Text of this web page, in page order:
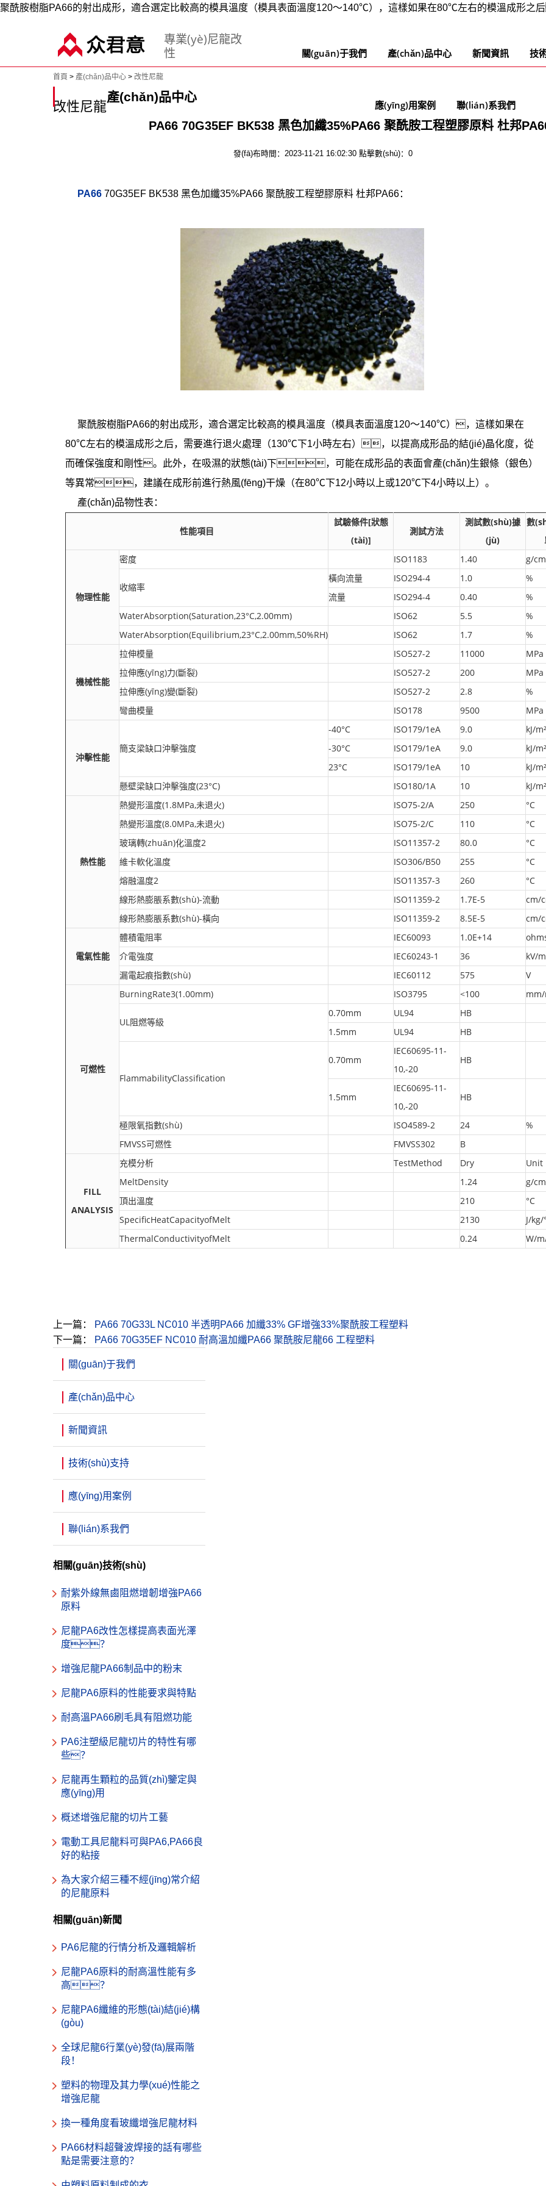
聚酰胺樹脂PA66的射出成形，適合選定比較高的模具溫度（模具表面溫度120～140℃），這樣如果在80℃左右的模溫成形
專業(yè)尼龍改
性
關(guān)于我們 產(chǎn)品中心 新聞資訊 技
應(yīng)用案例 聯(lián)系我們
首頁 > 產(chǎn)品中心 > 改性尼龍
改性尼龍
產(chǎn)品中心
PA66 70G35EF BK538 黑色加纖35%PA66 聚酰胺工程塑膠原料 杜邦
發(fā)布時間：2023-11-21 16:02:30 點擊數(shù)：0
PA66 70G35EF BK538 黑色加纖35%PA66 聚酰胺工程塑膠原料 杜邦PA66：
聚酰胺樹脂PA66的射出成形，適合選定比較高的模具溫度（模具表面溫度120～140℃），這樣如果在
80℃左右的模溫成形之后，需要進行退火處理（130℃下1小時左右），以提高成形品的結(jié)晶化度，從
而確保強度和剛性。此外，在吸濕的狀態(tài)下，可能在成形品的表面會產(chǎn)生銀條（銀色）
等異常，建議在成形前進行熱風(fēng)干燥（在80℃下12小時以上或120℃下4小時以上）。
產(chǎn)品物性表：
性能項目
試驗條件[狀態
(tài)]
測試方法
測試數(shù)據
(jù)
數
物理性能
密度 ISO1183 1.40 g/
收縮率
橫向流量 ISO294-4 1.0
%
流量
ISO294-4 0.40
%
WaterAbsorption(Saturation,23°C,2.00mm)
ISO62 5.5
%
WaterAbsorption(Equilibrium,23°C,2.00mm,50%RH)
ISO62 1.7 %
機械性能
拉伸模量 ISO527-2 11000
MPa
拉伸應(yīng)力(斷裂)
ISO527-2 200
MPa
拉伸應(yīng)變(斷裂)
ISO527-2 2.8
%
彎曲模量
ISO178 9500 MPa
沖擊性能
簡支梁缺口沖擊強度
-40°C ISO179/1eA 9.0
kJ/m²
-30°C
ISO179/1eA 9.0
kJ/m²
23°C
ISO179/1eA 10
kJ/m²
懸壁梁缺口沖擊強度(23°C)
ISO180/1A 10 kJ/m²
熱性能
熱變形溫度(1.8MPa,未退火) ISO75-2/A 250
°C
熱變形溫度(8.0MPa,未退火)
ISO75-2/C 110
°C
玻璃轉(zhuǎn)化溫度2
ISO11357-2 80.0
°C
維卡軟化溫度
ISO306/B50 255
°C
熔融溫度2
ISO11357-3 260
°C
線形熱膨脹系數(shù)-流動
ISO11359-2 1.7E-5
cm/
線形熱膨脹系數(shù)-橫向
ISO11359-2 8.5E-5 cm/
電氣性能
體積電阻率 IEC60093 1.0E+14
介電強度
IEC60243-1 36
kV/
漏電起痕指數(shù)
IEC60112 575 V
可燃性
BurningRate3(1.00mm) ISO3795 <100
UL阻燃等級
0.70mm UL94
HB
1.5mm
UL94 HB
FlammabilityClassification
0.70mm
IEC60695-11-
10,-20
HB
1.5mm
IEC60695-11-
10,-20
HB
極限氧指數(shù) ISO4589-2 24
%
FMVSS可燃性
FMVSS302 B
FILL
ANALYSIS
充模分析 TestMethod Dry
Unit
MeltDensity
1.24
g/
頂出溫度
210
°C
SpecificHeatCapacityofMelt
2130
J/kg/
ThermalConductivityofMelt
0.24 W/
上一篇：
PA66 70G33L NC010 半透明PA66 加纖33% GF增強33%聚酰胺工程塑料
下一篇：
PA66 70G35EF NC010 耐高溫加纖PA66 聚酰胺尼龍66 工程塑料
關(guān)于我們
產(chǎn)品中心
新聞資訊
技術(shù)支持
應(yīng)用案例
聯(lián)系我們
相關(guān)技術(shù)
耐紫外線無鹵阻燃增韌增強PA66
原料
尼龍PA6改性怎樣提高表面光澤
度？
增強尼龍PA66制品中的粉末
尼龍PA6原料的性能要求與特點
耐高溫PA66刷毛具有阻燃功能
PA6注塑級尼龍切片的特性有哪
些？
尼龍再生顆粒的品質(zhì)鑒定與
應(yīng)用
概述增強尼龍的切片工藝
電動工具尼龍料可與PA6,PA66良
好的粘接
為大家介紹三種不經(jīng)常介紹
的尼龍原料
相關(guān)新聞
PA6尼龍的行情分析及邏輯解析
尼龍PA6原料的耐高溫性能有多
高？
尼龍PA6纖維的形態(tài)結(jié)構
(gòu)
全球尼龍6行業(yè)發(fā)展兩階
段！
塑料的物理及其力學(xué)性能之
增強尼龍
換一種角度看玻纖增強尼龍材料
PA66材料超聲波焊接的話有哪些
點是需要注意的？